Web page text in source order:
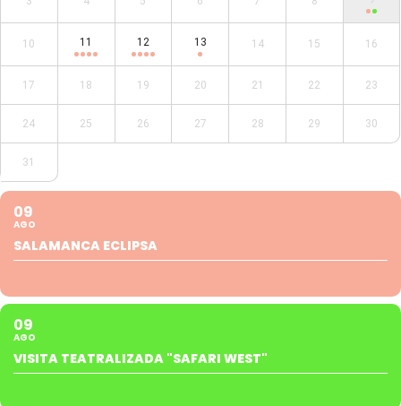
10 11 12 13 14 15 16
17 18 19 20 21 22 23
24 25 26 27 28 29 30
31
09
AGO
SALAMANCA ECLIPSA
09
AGO
VISITA TEATRALIZADA "SAFARI WEST"